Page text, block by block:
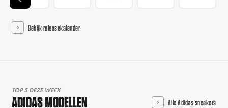
Bekijk releasekalender
TOP 5 DEZE WEEK
ADIDAS MODELLEN Alle Adidas sneakers